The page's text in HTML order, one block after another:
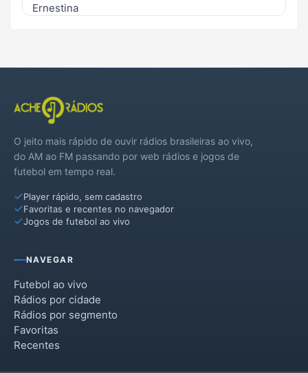
Ernestina
Mato Castelhano
Montauri
Muliterno
Nicolau Vergueiro
Paraí
Passo Fundo
Pontão
Ronda Alta
Santa Cecília do Sul
O jeito mais rápido de ouvir rádios brasileiras ao vivo,
do AM ao FM passando por web rádios e jogos de
futebol em tempo real.
Player rápido, sem cadastro
Favoritas e recentes no navegador
Jogos de futebol ao vivo
NAVEGAR
Futebol ao vivo
Rádios por cidade
Rádios por segmento
Favoritas
Recentes